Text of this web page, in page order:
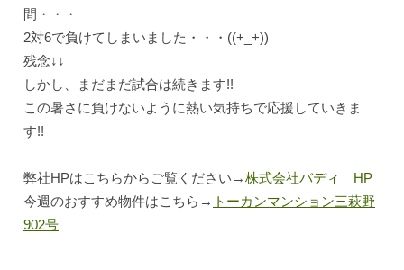
間・・・
2対6で負けてしまいました・・・((+_+))
残念↓↓
しかし、まだまだ試合は続きます!!
この暑さに負けないように熱い気持ちで応援していきま
す!!
弊社HPはこちらからご覧ください→株式会社バディ HP
今週のおすすめ物件はこちら→ トーカンマンション三萩野
902号